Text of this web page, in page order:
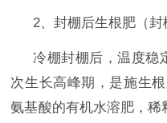
2、‌封棚后生根肥（封
冷棚封棚后，温度稳
次生长高峰期 ，是施生
氨基酸的有机水溶肥，稀